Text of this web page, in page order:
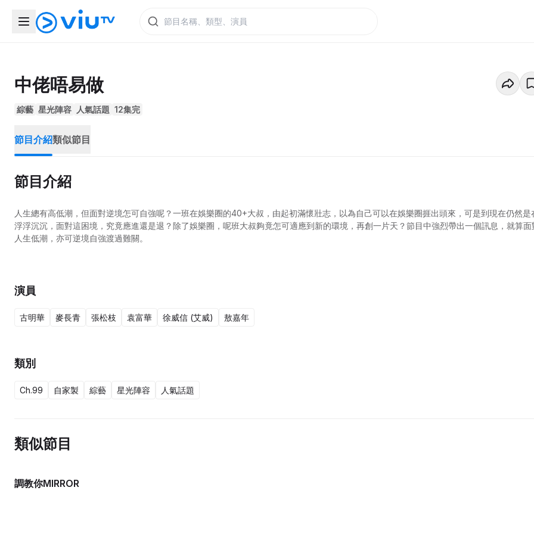
中佬唔易做
綜藝 星光陣容 人氣話題 12集完
節目介紹類似節目
節目介紹
人生總有高低潮，但面對逆境怎可自強呢？一班在娛樂圈的40+大叔，由起初滿懷壯志，以為自己可以在娛樂圈捱出頭來，可是到現在仍然是
浮浮沉沉，面對這困境，究竟應進還是退？除了娛樂圈，呢班大叔夠竟怎可適應到新的環境，再創一片天？節目中強烈帶出一個訊息，就算面
人生低潮，亦可逆境自強渡過難關。
演員
古明華 麥長青 張松枝 袁富華 徐威信 (艾威) 敖嘉年
類別
Ch.99 自家製 綜藝 星光陣容 人氣話題
類似節目
調教你MIRROR